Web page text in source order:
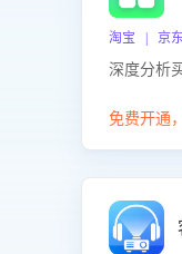
淘宝 | 京
深度分析
免费开通